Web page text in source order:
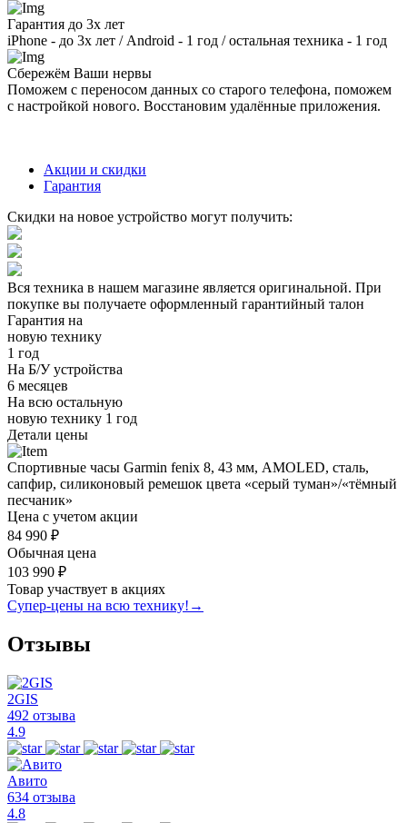
Гарантия до 3х лет
iPhone - до 3х лет / Android - 1 год / остальная техника - 1 год
Сбережём Ваши нервы
Поможем с переносом данных со старого телефона, поможем
с настройкой нового. Восстановим удалённые приложения.
Акции и скидки
Гарантия
Скидки на новое устройство могут получить:
Вся техника в нашем магазине является оригинальной. При
покупке вы получаете оформленный гарантийный талон
Гарантия на
новую технику
1 год
На Б/У устройства
6 месяцев
На всю остальную
новую технику 1 год
Детали цены
Спортивные часы Garmin fenix 8, 43 мм, AMOLED, сталь,
сапфир, силиконовый ремешок цвета «серый туман»/«тёмный
песчаник»
Цена с учетом акции
84 990 ₽
Обычная цена
103 990 ₽
Товар участвует в акциях
Супер-цены на всю технику! →
Отзывы
2GIS
492 отзыва
4.9
Авито
634 отзыва
4.8